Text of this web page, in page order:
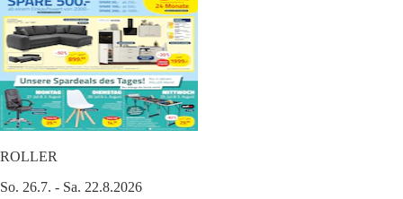
ROLLER
So. 26.7. - Sa. 22.8.2026